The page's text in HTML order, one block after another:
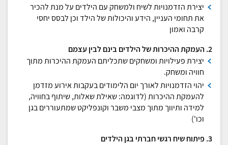
יצירת הזדמנויות לשיח ולמשחק עם הילדים על מנת להכיר
את תחומי העניין, הידע והיכולות של הילד וכן לבסס יחסי
קרבה ואמון
2. העמקת ההיכרות של הילדים בינם לבין עצמם
יצירת פעילויות ומשחקים שתכליתם העמקת ההיכרות מתוך
חוויה ומשחק.
יהוי הזדמנויות לאורך יום הלימודים בעקבות אירוע מזדמן
להעמקת ההיכרות (לדוגמה: שאילת שאלות, שיתוף בחוויה,
למידה ותיווך מתוך מצבי משבר וקונפליקט שמתעוררים בגן
וכו')
3. פיתוח שיח רגשי חברתי בגן הילדים